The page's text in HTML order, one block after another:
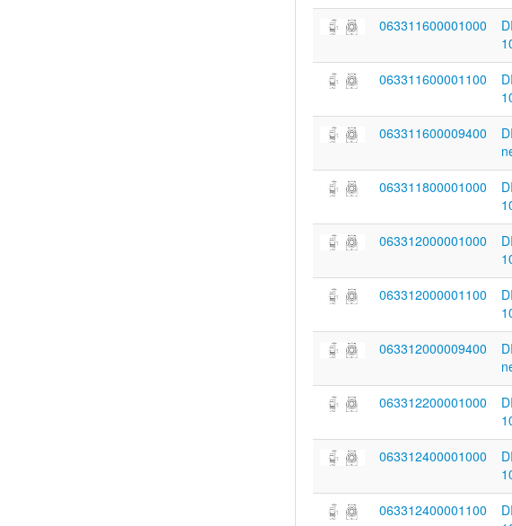
063311600001000
063311600001100
063311600009400
063311800001000
063312000001000
063312000001100
063312000009400
063312200001000
063312400001000
063312400001100